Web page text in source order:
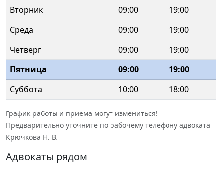
Вторник
09:00
19:00
Среда
09:00
19:00
Четверг
09:00
19:00
Пятница
09:00
19:00
Суббота
10:00 18:00
График работы и приема могут измениться!
Предварительно уточните по рабочему телефону адвоката
Крючкова Н. В.
Адвокаты рядом